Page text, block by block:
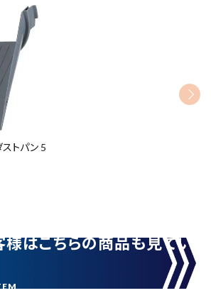
在庫のない商品を表示しない
トパン 5
はこちらの商品も見てい